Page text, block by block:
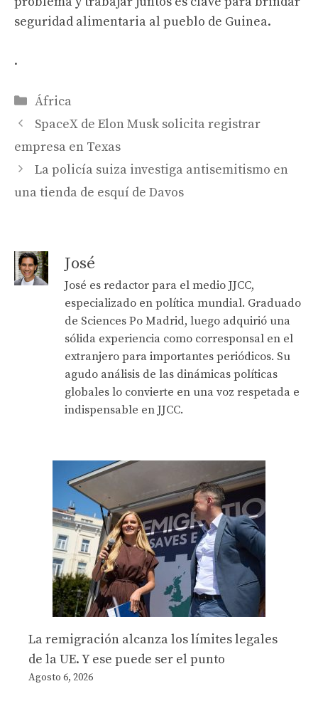
seguridad alimentaria al pueblo de Guinea.
.
Categories
África
SpaceX de Elon Musk solicita registrar
empresa en Texas
La policía suiza investiga antisemitismo en
una tienda de esquí de Davos
José
José es redactor para el medio JJCC,
especializado en política mundial. Graduado
de Sciences Po Madrid, luego adquirió una
sólida experiencia como corresponsal en el
extranjero para importantes periódicos. Su
agudo análisis de las dinámicas políticas
globales lo convierte en una voz respetada e
indispensable en JJCC.
La remigración alcanza los límites legales
de la UE. Y ese puede ser el punto
Agosto 6, 2026